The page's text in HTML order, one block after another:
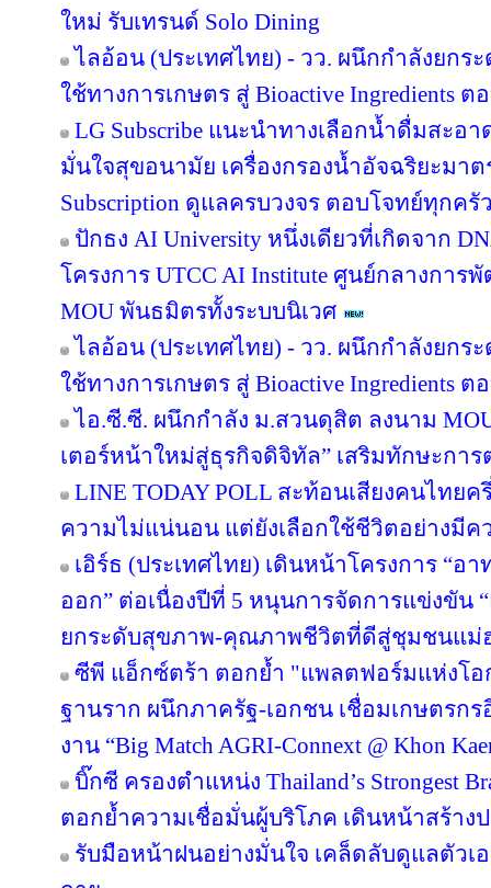
ใหม่ รับเทรนด์ Solo Dining
ไลอ้อน (ประเทศไทย) - วว. ผนึกกำลังยกร
ใช้ทางการเกษตร สู่ Bioactive Ingredients
LG Subscribe แนะนำทางเลือกน้ำดื่มสะอ
มั่นใจสุขอนามัย เครื่องกรองน้ำอัจฉริยะมา
Subscription ดูแลครบวงจร ตอบโจทย์ทุกครั
ปักธง AI University หนึ่งเดียวที่เกิดจาก
โครงการ UTCC AI Institute ศูนย์กลางกา
MOU พันธมิตรทั้งระบบนิเวศ
ไลอ้อน (ประเทศไทย) - วว. ผนึกกำลังยกร
ใช้ทางการเกษตร สู่ Bioactive Ingredients
ไอ.ซี.ซี. ผนึกกำลัง ม.สวนดุสิต ลงนาม
เตอร์หน้าใหม่สู่ธุรกิจดิจิทัล” เสริมทักษะกา
LINE TODAY POLL สะท้อนเสียงคนไทย
ความไม่แน่นอน แต่ยังเลือกใช้ชีวิตอย่างมีค
เอิร์ธ (ประเทศไทย) เดินหน้าโครงการ “อ
ออก” ต่อเนื่องปีที่ 5 หนุนการจัดการแข่งขัน
ยกระดับสุขภาพ-คุณภาพชีวิตที่ดีสู่ชุมชนแม่
ซีพี แอ็กซ์ตร้า ตอกย้ำ "แพลตฟอร์มแห่งโอ
ฐานราก ผนึกภาครัฐ-เอกชน เชื่อมเกษตรก
งาน “Big Match AGRI-Connext @ Khon
บิ๊กซี ครองตำแหน่ง Thailand’s Strongest
ตอกย้ำความเชื่อมั่นผู้บริโภค เดินหน้าสร้า
รับมือหน้าฝนอย่างมั่นใจ เคล็ดลับดูแลตัวเ